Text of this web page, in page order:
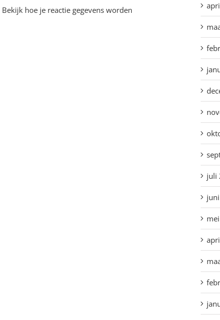
Bekijk hoe je reactie gegevens worden
juli